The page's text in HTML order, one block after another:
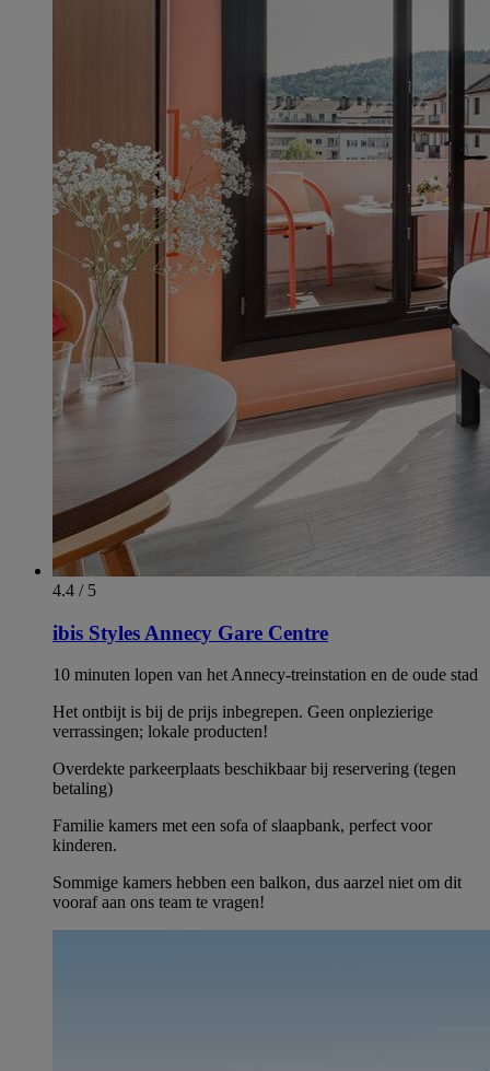
4.4 / 5
ibis Styles Annecy Gare Centre
10 minuten lopen van het Annecy-treinstation en de oude stad
Het ontbijt is bij de prijs inbegrepen. Geen onplezierige
verrassingen; lokale producten!
Overdekte parkeerplaats beschikbaar bij reservering (tegen
betaling)
Familie kamers met een sofa of slaapbank, perfect voor
kinderen.
Sommige kamers hebben een balkon, dus aarzel niet om dit
vooraf aan ons team te vragen!